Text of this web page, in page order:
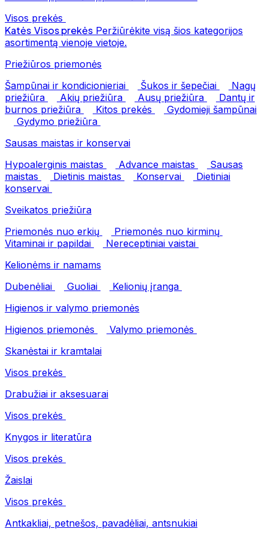
Visos prekės
Katės Visos prekės Peržiūrėkite visą šios kategorijos
asortimentą vienoje vietoje.
Priežiūros priemonės
Šampūnai ir kondicionieriai
Šukos ir šepečiai
Nagų
priežiūra
Akių priežiūra Ausų priežiūra
Dantų ir
burnos priežiūra
Kitos prekės
Gydomieji šampūnai
Gydymo priežiūra
Sausas maistas ir konservai
Hypoalerginis maistas
Advance maistas
Sausas
maistas
Dietinis maistas Konservai
Dietiniai
konservai
Sveikatos priežiūra
Priemonės nuo erkių
Priemonės nuo kirminų
Vitaminai ir papildai
Nereceptiniai vaistai
Kelionėms ir namams
Dubenėliai
Guoliai
Kelionių įranga
Higienos ir valymo priemonės
Higienos priemonės
Valymo priemonės
Skanėstai ir kramtalai
Visos prekės
Drabužiai ir aksesuarai
Visos prekės
Knygos ir literatūra
Visos prekės
Žaislai
Visos prekės
Antkakliai, petnešos, pavadėliai, antsnukiai